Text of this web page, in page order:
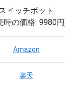
スイッチボット
時の価格: 9980円
Amazon
楽天